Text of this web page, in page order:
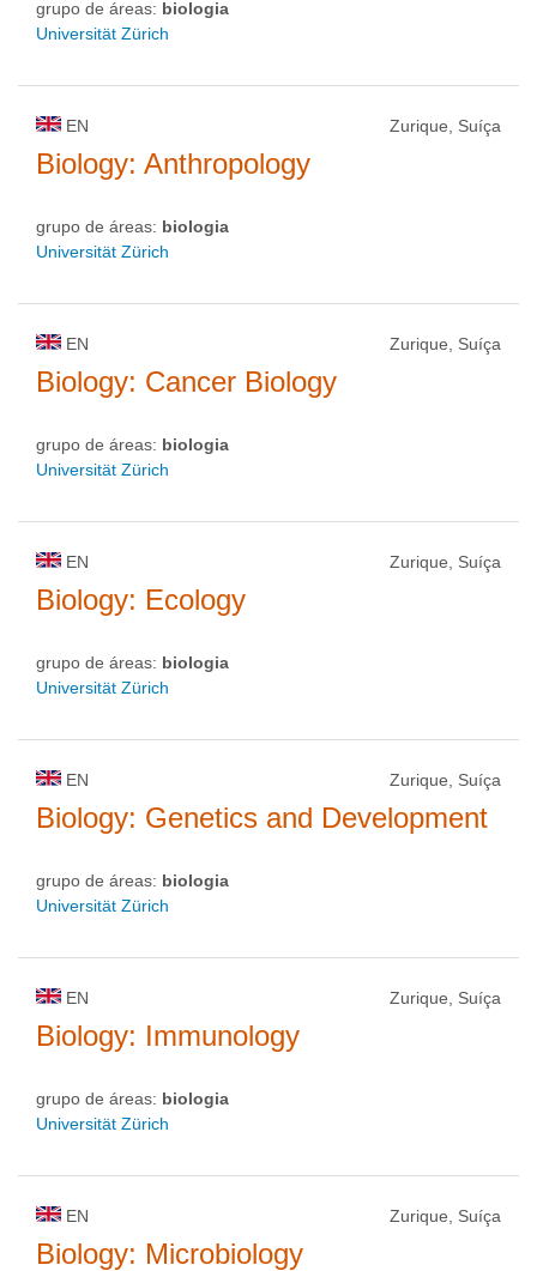
grupo de áreas: biologia
Universität Zürich
EN Zurique, Suíça
Biology: Anthropology
grupo de áreas: biologia
Universität Zürich
EN Zurique, Suíça
Biology: Cancer Biology
grupo de áreas: biologia
Universität Zürich
EN Zurique, Suíça
Biology: Ecology
grupo de áreas: biologia
Universität Zürich
EN Zurique, Suíça
Biology: Genetics and Development
grupo de áreas: biologia
Universität Zürich
EN Zurique, Suíça
Biology: Immunology
grupo de áreas: biologia
Universität Zürich
EN Zurique, Suíça
Biology: Microbiology